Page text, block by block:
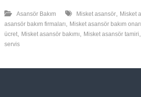
Asansör Bakım Misket asansör, Misket
asansör bakım firmaları
Misket asansör bakım
ücret, Misket asansör bakımı Misket asansör tamiri
servis